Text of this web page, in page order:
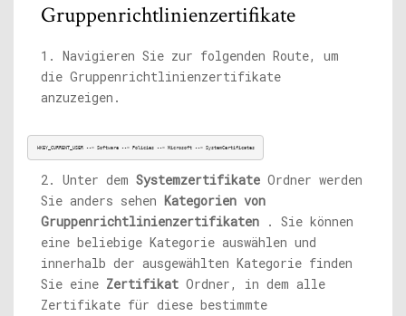
Gruppenrichtlinienzertifikate
1. Navigieren Sie zur folgenden Route, um
die Gruppenrichtlinienzertifikate
anzuzeigen.
HKEY_CURRENT_USER --> Software --> Policies --> Microsoft --> SystemCertificates
2. Unter dem Systemzertifikate Ordner werden
Sie anders sehen Kategorien von
Gruppenrichtlinienzertifikaten . Sie können
eine beliebige Kategorie auswählen und
innerhalb der ausgewählten Kategorie finden
Sie eine Zertifikat Ordner, in dem alle
Zertifikate für diese bestimmte